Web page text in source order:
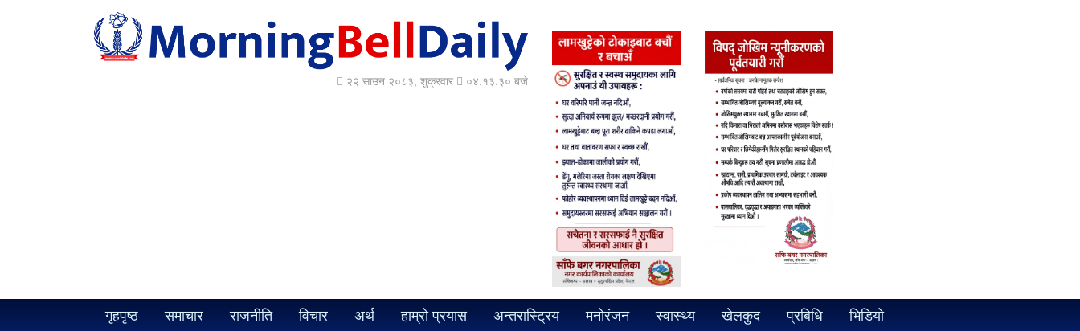
२२ साउन २०८३, शुक्रवार ०४:१३:३२ बजे
गृहपृष्ठ समाचार राजनीति विचार अर्थ हाम्रो प्रयास अन्तरास्ट्रिय मनोरंजन स्वास्थ्य खेलकुद प्रबिधि भिडियो